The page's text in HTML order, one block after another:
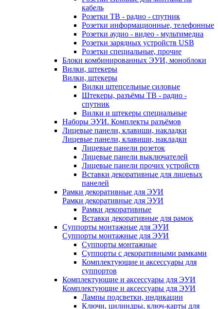
кабель
Розетки ТВ - радио - спутник
Розетки информационные, телефонные
Розетки аудио - видео - мультимедиа
Розетки зарядных устройств USB
Розетки специальные, прочие
Блоки комбинированных ЭУИ, моноблоки
Вилки, штекеры
Вилки, штекеры
Вилки штепсельные силовые
Штекеры, разъёмы ТВ - радио -
спутник
Вилки и штекеры специальные
Наборы ЭУИ. Комплекты разъёмов
Лицевые панели, клавиши, накладки
Лицевые панели, клавиши, накладки
Лицевые панели розеток
Лицевые панели выключателей
Лицевые панели прочих устройств
Вставки декоративные для лицевых
панелей
Рамки декоративные для ЭУИ
Рамки декоративные для ЭУИ
Рамки декоративные
Вставки декоративные для рамок
Суппорты монтажные для ЭУИ
Суппорты монтажные для ЭУИ
Суппорты монтажные
Суппорты с декоративными рамками
Комплектующие и аксессуары для
суппортов
Комплектующие и аксессуары для ЭУИ
Комплектующие и аксессуары для ЭУИ
Лампы подсветки, индикации
Ключи, цилиндры, ключ-карты для